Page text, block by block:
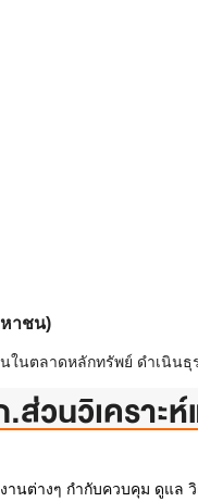
าชน)
นตลาดหลักทรัพย์ ดำเนินธุ
วนวิเคราะ
นต่างๆ กำกับควบคุม ดูแล